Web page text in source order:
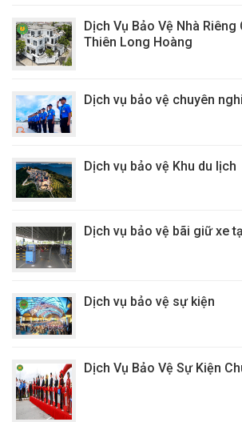
Dịch Vụ Bảo Vệ Nhà Riêng
Thiên Long Hoàng
Dịch vụ bảo vệ chuyên
Dịch vụ bảo vệ Khu du
Dịch vụ bảo vệ bãi giữ xe
Dịch vụ bảo vệ sự kiện
Dịch Vụ Bảo Vệ Sự Kiện